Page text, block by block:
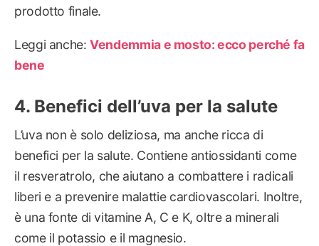
prodotto finale.
Leggi anche:Vendemmia e mosto: ecco perché fa
bene
Benefici dell’uva per la salute
L’uva non è solo deliziosa, ma anche ricca di
benefici per la salute. Contiene antiossidanti come
il resveratrolo, che aiutano a combattere i radicali
liberi e a prevenire malattie cardiovascolari. Inoltre,
è una fonte di vitamine A, C e K, oltre a minerali
come il potassio e il magnesio.